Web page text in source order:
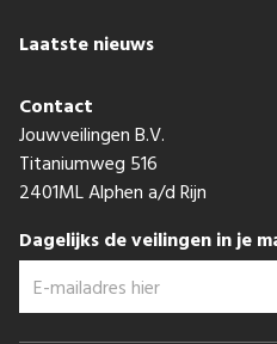
Laatste nieuws
Contact
Jouwveilingen B.V.
Titaniumweg 516
2401ML Alphen a/d Rijn
Dagelijks de veilingen in je